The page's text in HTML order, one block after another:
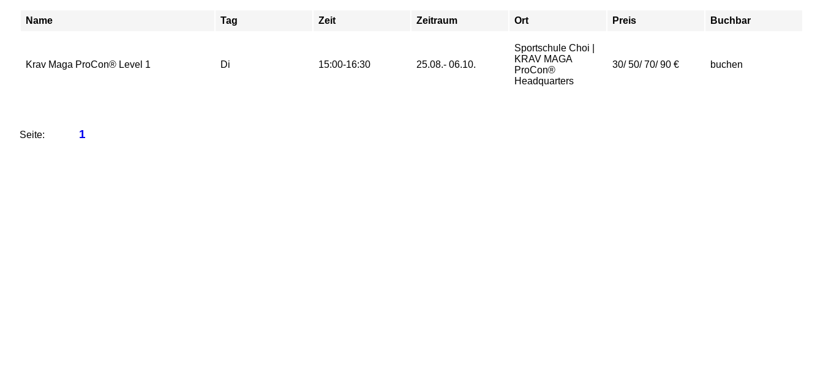
Name Tag Zeit Zeitraum Ort Preis Buchbar
Krav Maga ProCon® Level 1 Di 15:00-16:30 25.08.- 06.10.
Sportschule Choi |
KRAV MAGA
ProCon®
Headquarters
30/ 50/ 70/ 90 € buchen
Seite: 1